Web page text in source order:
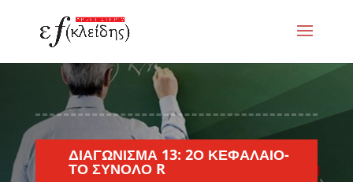
ΔΙΑΓΏΝΙΣΜΑ 13: 2Ο ΚΕΦΆΛΑΙΟ-
ΤΟ ΣΎΝΟΛΟ R